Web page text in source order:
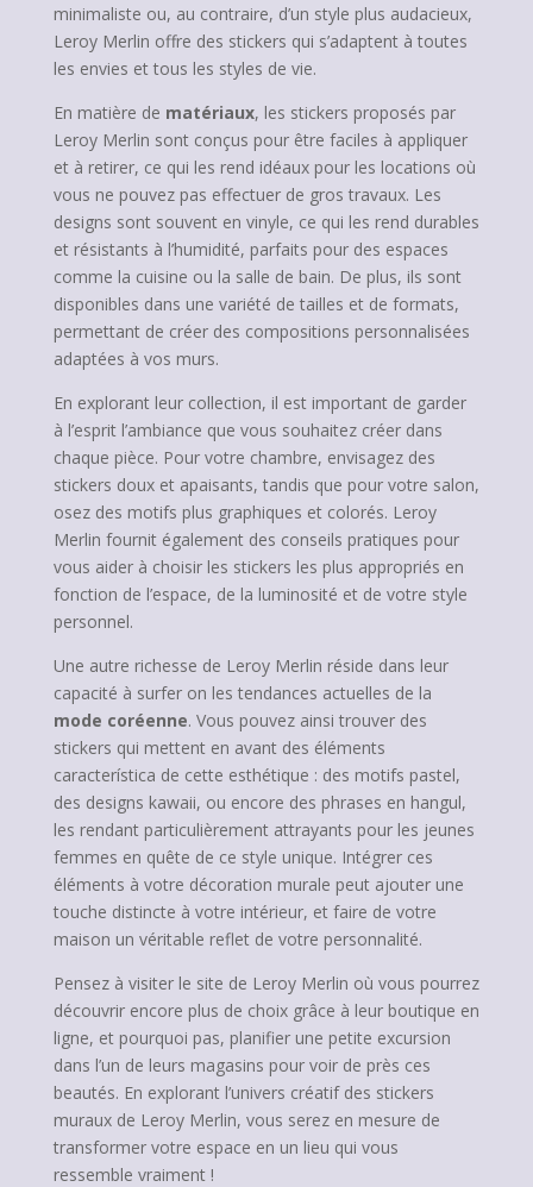
minimaliste ou, au contraire, d’un style plus audacieux,
Leroy Merlin offre des stickers qui s’adaptent à toutes
les envies et tous les styles de vie.
En matière de matériaux, les stickers proposés par
Leroy Merlin sont conçus pour être faciles à appliquer
et à retirer, ce qui les rend idéaux pour les locations où
vous ne pouvez pas effectuer de gros travaux. Les
designs sont souvent en vinyle, ce qui les rend durables
et résistants à l’humidité, parfaits pour des espaces
comme la cuisine ou la salle de bain. De plus, ils sont
disponibles dans une variété de tailles et de formats,
permettant de créer des compositions personnalisées
adaptées à vos murs.
En explorant leur collection, il est important de garder
à l’esprit l’ambiance que vous souhaitez créer dans
chaque pièce. Pour votre chambre, envisagez des
stickers doux et apaisants, tandis que pour votre salon,
osez des motifs plus graphiques et colorés. Leroy
Merlin fournit également des conseils pratiques pour
vous aider à choisir les stickers les plus appropriés en
fonction de l’espace, de la luminosité et de votre style
personnel.
Une autre richesse de Leroy Merlin réside dans leur
capacité à surfer on les tendances actuelles de la
mode coréenne. Vous pouvez ainsi trouver des
stickers qui mettent en avant des éléments
característica de cette esthétique : des motifs pastel,
des designs kawaii, ou encore des phrases en hangul,
les rendant particulièrement attrayants pour les jeunes
femmes en quête de ce style unique. Intégrer ces
éléments à votre décoration murale peut ajouter une
touche distincte à votre intérieur, et faire de votre
maison un véritable reflet de votre personnalité.
Pensez à visiter le site de Leroy Merlin où vous pourrez
découvrir encore plus de choix grâce à leur boutique en
ligne, et pourquoi pas, planifier une petite excursion
dans l’un de leurs magasins pour voir de près ces
beautés. En explorant l’univers créatif des stickers
muraux de Leroy Merlin, vous serez en mesure de
transformer votre espace en un lieu qui vous
ressemble vraiment !